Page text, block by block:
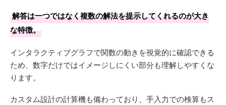
解答は一つではなく複数の解法を提示してくれるのが大き
な特徴。
インタラクティブグラフで関数の動きを視覚的に確認できる
ため、数字だけではイメージしにくい部分も理解しやすくな
ります。
カスタム設計の計算機も備わっており、手入力での検算もス